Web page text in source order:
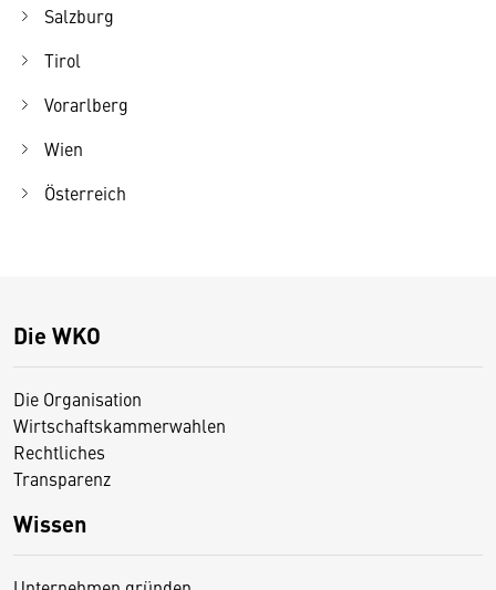
Salzburg
Tirol
Vorarlberg
Wien
Österreich
Die WKO
Die Organisation
Wirtschaftskammerwahlen
Rechtliches
Transparenz
Wissen